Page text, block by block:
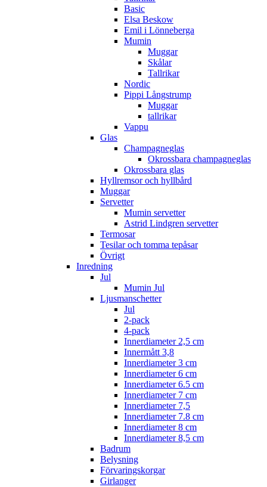
Basic
Elsa Beskow
Emil i Lönneberga
Mumin
Muggar
Skålar
Tallrikar
Nordic
Pippi Långstrump
Muggar
tallrikar
Vappu
Glas
Champagneglas
Okrossbara champagneglas
Okrossbara glas
Hyllremsor och hyllbård
Muggar
Servetter
Mumin servetter
Astrid Lindgren servetter
Termosar
Tesilar och tomma tepåsar
Övrigt
Inredning
Jul
Mumin Jul
Ljusmanschetter
Jul
2-pack
4-pack
Innerdiameter 2,5 cm
Innermått 3,8
Innerdiameter 3 cm
Innerdiameter 6 cm
Innerdiameter 6.5 cm
Innerdiameter 7 cm
Innerdiameter 7,5
Innerdiameter 7.8 cm
Innerdiameter 8 cm
Innerdiameter 8,5 cm
Badrum
Belysning
Förvaringskorgar
Girlanger